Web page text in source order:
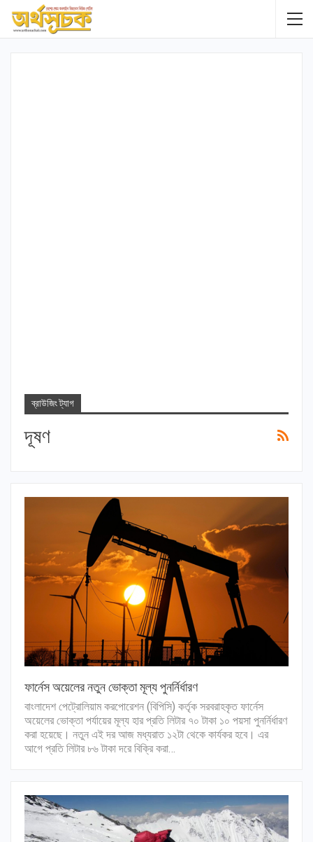
ব্রাউজিং ট্যাগ
দূষণ
ফার্নেস অয়েলের নতুন ভোক্তা মূল্য পুনর্নির্ধারণ
বাংলাদেশ পেট্রোলিয়াম করপোরেশন (বিপিসি) কর্তৃক সরবরাহকৃত ফার্নেস
অয়েলের ভোক্তা পর্যায়ের মূল্য হার প্রতি লিটার ৭০ টাকা ১০ পয়সা পুনর্নির্ধারণ
করা হয়েছে। নতুন এই দর আজ মধ্যরাত ১২টা থেকে কার্যকর হবে। এর
আগে প্রতি লিটার ৮৬ টাকা দরে বিক্রি করা…